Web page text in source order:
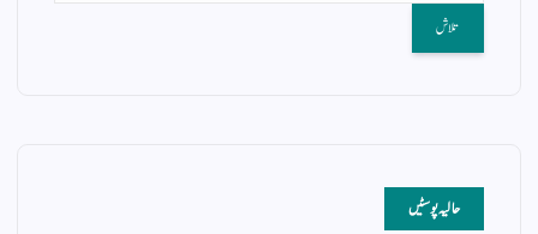
حالیہ پوسٹیں